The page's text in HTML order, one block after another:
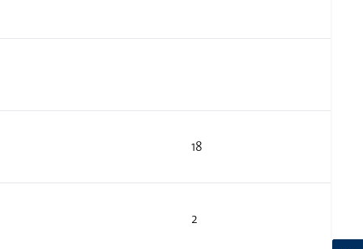
18
2